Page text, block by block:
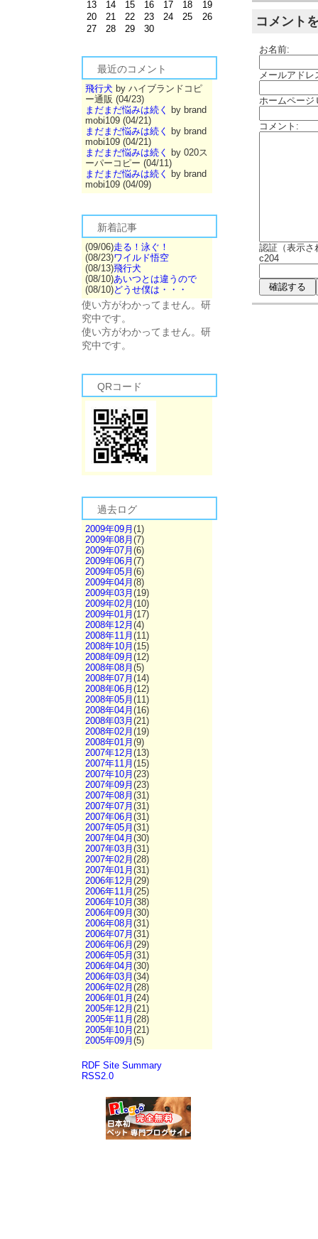
13
14 15 16 17 18
19
20
21 22 23 24 25
26
27
28 29 30
最近のコメント
飛行犬 by ハイブランドコピ
ー通販 (04/23)
まだまだ悩みは続く
by brand
mobi109 (04/21)
まだまだ悩みは続く
by brand
mobi109 (04/21)
まだまだ悩みは続く
by 020ス
ーパーコピー (04/11)
まだまだ悩みは続く
by brand
mobi109 (04/09)
新着記事
(09/06)走る！泳ぐ！
(08/23)ワイルド悟空
(08/13)飛行犬
(08/10)あいつとは違うので
(08/10)どうせ僕は・・・
使い方がわかってません。研
究中です。
使い方がわかってません。研
究中です。
QRコード
過去ログ
2009年09月 (1)
2009年08月 (7)
2009年07月 (6)
2009年06月 (7)
2009年05月 (6)
2009年04月 (8)
2009年03月 (19)
2009年02月 (10)
2009年01月 (17)
2008年12月 (4)
2008年11月 (11)
2008年10月 (15)
2008年09月 (12)
2008年08月 (5)
2008年07月 (14)
2008年06月 (12)
2008年05月 (11)
2008年04月 (16)
2008年03月 (21)
2008年02月 (19)
2008年01月 (9)
2007年12月 (13)
2007年11月 (15)
2007年10月 (23)
2007年09月 (23)
2007年08月 (31)
2007年07月 (31)
2007年06月 (31)
2007年05月 (31)
2007年04月 (30)
2007年03月 (31)
2007年02月 (28)
2007年01月 (31)
2006年12月 (29)
2006年11月 (25)
2006年10月 (38)
2006年09月 (30)
2006年08月 (31)
2006年07月 (31)
2006年06月 (29)
2006年05月 (31)
2006年04月 (30)
2006年03月 (34)
2006年02月 (28)
2006年01月 (24)
2005年12月 (21)
2005年11月 (28)
2005年10月 (21)
2005年09月 (5)
RDF Site Summary
RSS2.0
コメント
お名前:
メールアド
ホームページ
コメント:
認証（表示さ
c204